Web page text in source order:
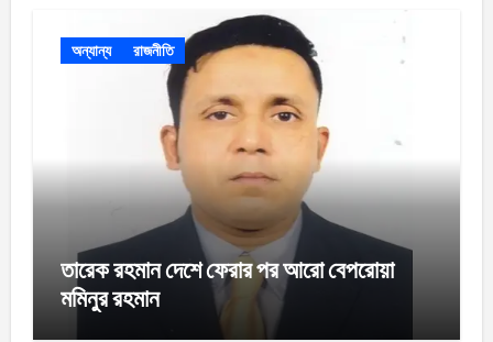
অন্যান্য রাজনীতি
তারেক রহমান দেশে ফেরার পর আরো বেপরোয়া
মমিনুর রহমান